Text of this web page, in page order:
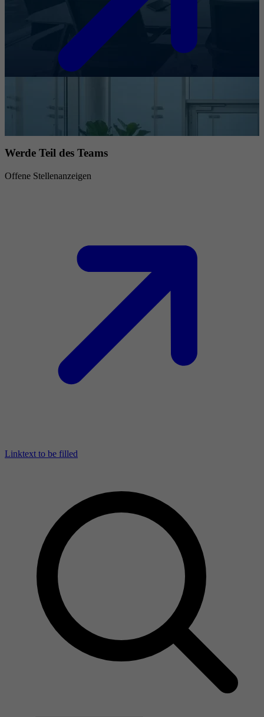
Werde Teil des Teams
Offene Stellenanzeigen
Linktext to be filled